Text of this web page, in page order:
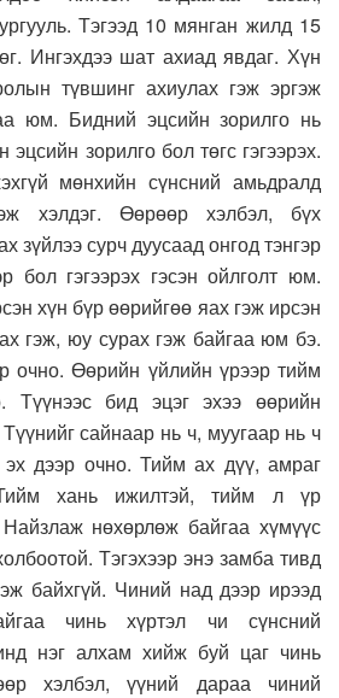
Тэгээд 10 мянган жилд 15
Ингэхдээ шат ахиад явдаг. Хүн
түвшинг ахиулах гэж эргэж
юм. Бидний эцсийн зорилго нь
эцсийн зорилго бол төгс гэгээрэх.
мөнхийн сүнсний амьдралд
хэлдэг. Өөрөөр хэлбэл, бүх
зүйлээ сурч дуусаад онгод тэнгэр
бол гэгээрэх гэсэн ойлголт юм.
хүн бүр өөрийгөө яах гэж ирсэн
гэж, юу сурах гэж байгаа юм бэ.
очно. Өөрийн үйлийн үрээр тийм
Түүнээс бид эцэг эхээ өөрийн
сайнаар нь ч, муугаар нь ч
эх дээр очно. Тийм ах дүү, амраг
хань ижилтэй, тийм л үр
нөхөрлөж байгаа хүмүүс
Тэгэхээр энэ замба тивд
байхгүй. Чиний над дээр ирээд
чинь хүртэл чи сүнсний
нэг алхам хийж буй цаг чинь
хэлбэл, үүний дараа чиний